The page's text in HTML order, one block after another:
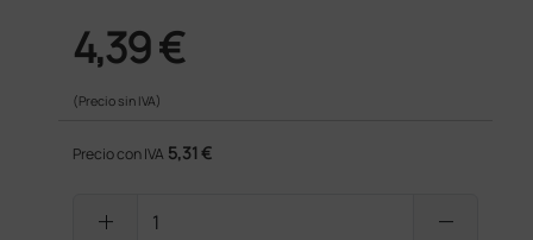
4,39 €
(Precio sin IVA)
Precio con IVA 5,31 €
add remove